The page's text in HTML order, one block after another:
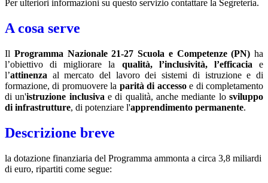
Per ulteriori informazioni su questo servizio contattare la Segreteria.
A cosa serve
Il Programma Nazionale 21-27 Scuola e Competenze (PN) ha
l’obiettivo di migliorare la qualità, l’inclusività, l’efficacia e
l’attinenza al mercato del lavoro dei sistemi di istruzione e di
formazione, di promuovere la parità di accessoe di completamento
di un'istruzione inclusiva e di qualità, anche mediante losviluppo
di infrastrutture, di potenziare l'apprendimento permanente.
Descrizione breve
la dotazione finanziaria del Programma ammonta a circa 3,8 miliardi
di euro, ripartiti come segue: